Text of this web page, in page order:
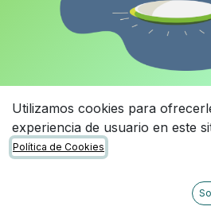
Utilizamos cookies para
experiencia de usuario en este
Política de Cookies